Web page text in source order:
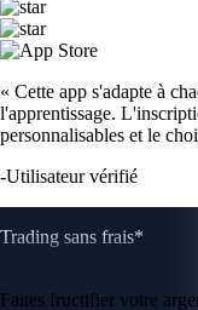
« Cette app s'adapte à
l'apprentissage.
personnalisables et le
-Utilisateur vérifié
Trading sans frais*
Faites fructifier votre